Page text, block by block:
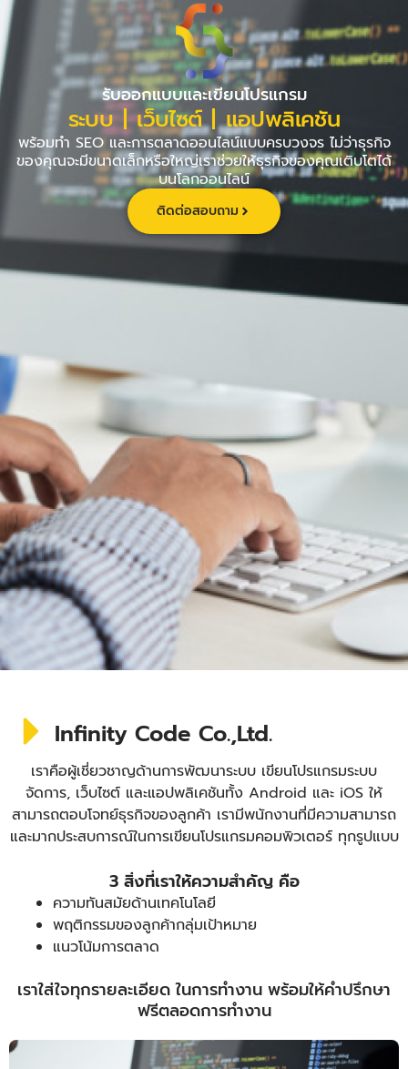
Skip
to
content
รับออกแบบและเขียนโปรแกรม
ระบบ | เว็บไซต์ | แอปพลิเคชัน
พร้อมทำ SEO และการตลาดออนไลน์แบบครบวงจร ไม่ว่าธุรกิจ
ของคุณจะมีขนาดเล็กหรือใหญ่เราช่วยให้ธุรกิจของคุณเติบโตได้
บนโลกออนไลน์
ติดต่อสอบถาม
Infinity Code Co.,Ltd.
เราคือผู้เชี่ยวชาญด้านการพัฒนาระบบ เขียนโปรแกรมระบบ
จัดการ, เว็บไซต์ และแอปพลิเคชันทั้ง Android และ iOS ให้
สามารถตอบโจทย์ธุรกิจของลูกค้า เรามีพนักงานที่มีความสามารถ
และมากประสบการณ์ในการเขียนโปรแกรมคอมพิวเตอร์ ทุกรูปแบบ
3 สิ่งที่เราให้ความสำคัญ คือ
ความทันสมัยด้านเทคโนโลยี
พฤติกรรมของลูกค้ากลุ่มเป้าหมาย
แนวโน้มการตลาด
เราใส่ใจทุกรายละเอียด ในการทำงาน พร้อมให้คำปรึกษา
ฟรีตลอดการทำงาน